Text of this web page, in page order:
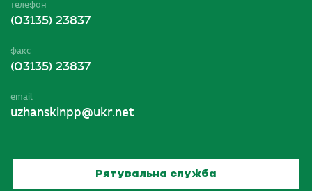
телефон
(03135) 23837
факс
(03135) 23837
email
uzhanskinpp@ukr.net
Рятувальна служба